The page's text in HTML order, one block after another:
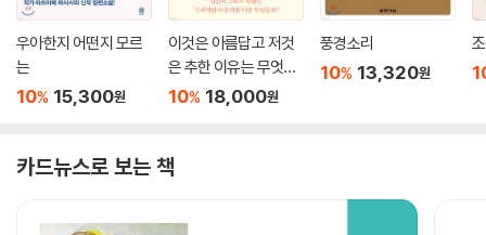
우아한지 어떤지 모르
는
10% 15,300원
이것은 아름답고 저것
은 추한 이유는 무엇인
가
10% 18,000원
풍경소리
10% 13,320원
카드뉴스로 보는 책